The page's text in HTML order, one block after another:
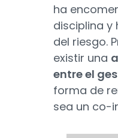
ha
disciplina y
del riesgo.
existir una
entre el
forma de
sea un co-